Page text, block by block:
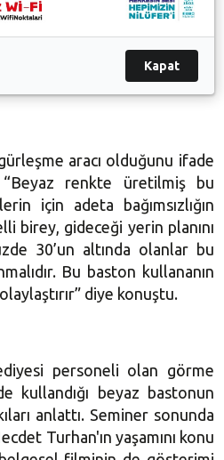
bağımsız hareket ve beyaz
ile görme engelli bireylere
bulundu.
aracı olduğunu ifade
renkte üretilmiş bu
için adeta bağımsızlığın
birey, gideceği yerin planını
30’un altında olanlar bu
Bu baston kullananın
diye konuştu.
personeli olan görme
kullandığı beyaz bastonun
anlattı. Seminer sonunda
Turhan'ın yaşamını konu
Kapat